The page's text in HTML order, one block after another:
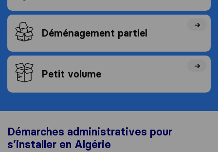
Déménagement partiel
Petit volume
Démarches administratives pour
s’installer en Algérie